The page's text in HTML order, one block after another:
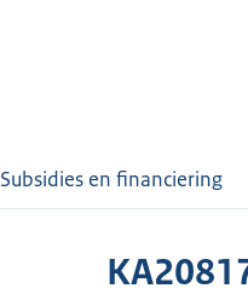
Subsidies en financiering